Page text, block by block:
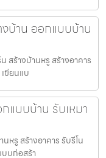
งบ้าน ออกแบบบ้าน
สร้างบ้านหรู สร้างอาคาร
ขียนแบ
แบบบ้าน รับเหมา
หรู สร้างอาคาร รับรีโน
บก่อสร้า